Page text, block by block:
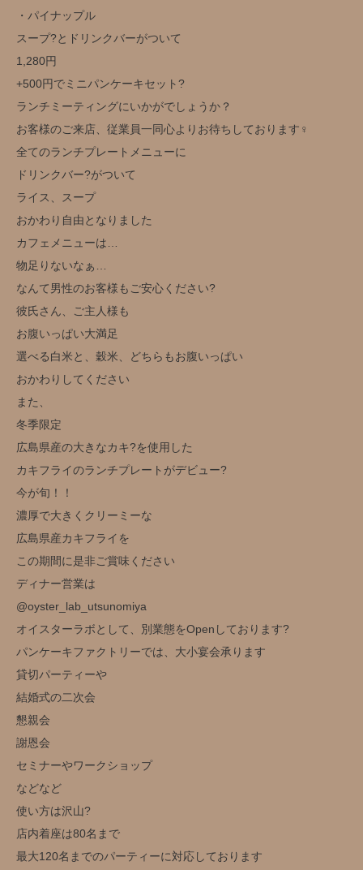
・パイナップル
スープ?とドリンクバー️がついて
1,280円️
+500円でミニパンケーキセット?
ランチミーティングにいかがでしょうか？
お客様のご来店、従業員一同心よりお待ちしております‍♀️
全てのランチプレートメニューに
ドリンクバー?がついて
ライス、スープ
おかわり自由となりました
カフェメニューは…
物足りないなぁ…
なんて男性のお客様もご安心ください?
彼氏さん、ご主人様も
お腹いっぱい大満足
選べる白米と、穀米、どちらもお腹いっぱい
おかわりしてください
また、
冬季限定️
広島県産の大きなカキ?を使用した
カキフライのランチプレートがデビュー?️
今が旬！！
濃厚で大きくクリーミーな
広島県産カキフライを
この期間に是非ご賞味ください
ディナー営業は
@oyster_lab_utsunomiya
オイスターラボとして、別業態をOpenしております?
パンケーキファクトリーでは、大小宴会承ります
貸切パーティーや
結婚式の二次会
懇親会
謝恩会
セミナーやワークショップ
などなど
使い方は沢山?️
店内着座は80名まで
最大120名までのパーティーに対応しております